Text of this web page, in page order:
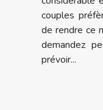
couples
de rendre ce
demandez
prévoir...